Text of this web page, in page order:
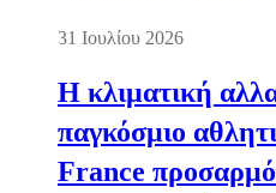
31 Ιουλίου 2026
Η κλιματική
παγκόσμιο
France